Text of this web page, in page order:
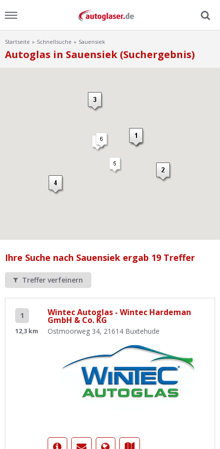
Menu
Home
Werkstatt Login
Startseite Schnellsuche Sauensiek
Autoglas in Sauensiek (Suchergebnis)
Ihre Suche nach Sauensiek ergab 19 Treffer
Treffer verfeinern
1
12,3 km
Wintec Autoglas - Wintec Hardeman
GmbH & Co. KG
Ostmoorweg 34, 21614 Buxtehude